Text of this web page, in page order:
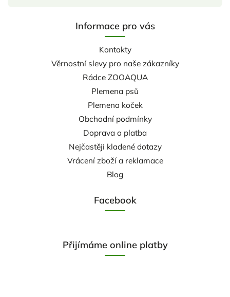
Informace pro vás
Kontakty
Věrnostní slevy pro naše zákazníky
Rádce ZOOAQUA
Plemena psů
Plemena koček
Obchodní podmínky
Doprava a platba
Nejčastěji kladené dotazy
Vrácení zboží a reklamace
Blog
Facebook
Přijímáme online platby